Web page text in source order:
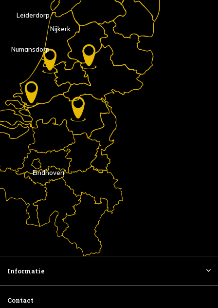
Eindhoven
Nijkerk
Numansdorp
Leiderdorp
Informatie
Contact